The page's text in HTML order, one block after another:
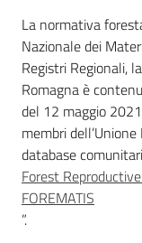
caccia e
pesca
Argomenti
La normativa
Nazionale dei
Registri Regionali,
Romagna è
del 12 maggio
membri
database
Forest
FOREMATIS
”.